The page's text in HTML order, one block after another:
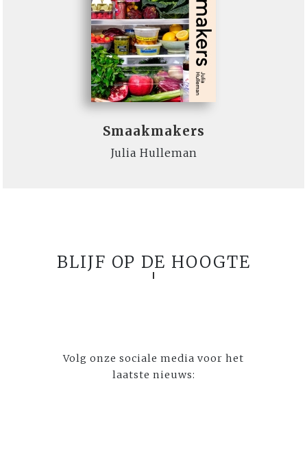
Smaakmakers
Julia Hulleman
BLIJF OP DE HOOGTE
Volg onze sociale media voor het
laatste nieuws: